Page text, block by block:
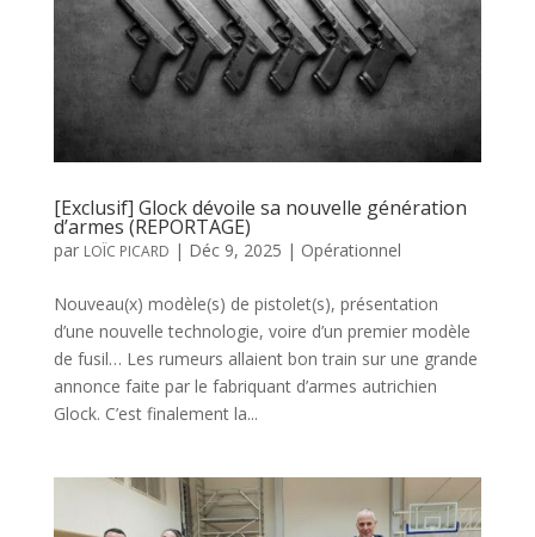
[Exclusif] Glock dévoile sa nouvelle génération
d’armes (REPORTAGE)
par LOÏC PICARD | Déc 9, 2025 | Opérationnel
Nouveau(x) modèle(s) de pistolet(s), présentation
d’une nouvelle technologie, voire d’un premier modèle
de fusil… Les rumeurs allaient bon train sur une grande
annonce faite par le fabriquant d’armes autrichien
Glock. C’est finalement la...